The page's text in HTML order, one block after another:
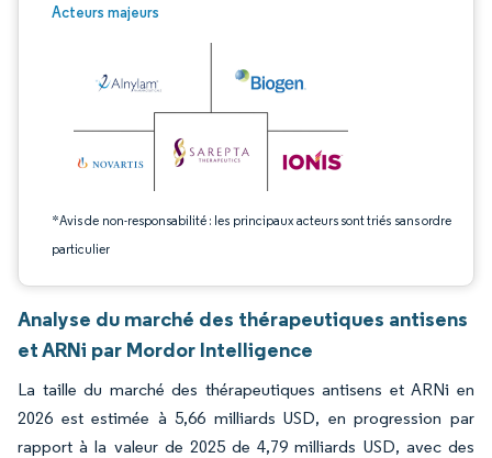
Acteurs majeurs
*Avis de non-responsabilité : les principaux acteurs sont triés sans ordre
particulier
Image © Mordor Intelligence. La réutilisation nécessite une attribution sous CC
Analyse du marché des thérapeutiques antisens
et ARNi par Mordor Intelligence
La taille du marché des thérapeutiques antisens et ARNi en
2026 est estimée à 5,66 milliards USD, en progression par
rapport à la valeur de 2025 de 4,79 milliards USD, avec des